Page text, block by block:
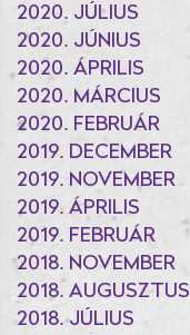
2020. JÚLIUS
2020. JÚNIUS
2020. ÁPRILIS
2020. MÁRCIUS
2020. FEBRUÁR
2019. DECEMBER
2019. NOVEMBER
2019. ÁPRILIS
2019. FEBRUÁR
2018. NOVEMBER
2018. AUGUSZTUS
2018. JÚLIUS